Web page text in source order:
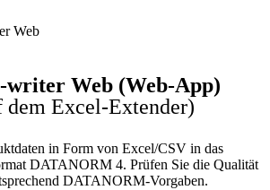
writer Web (Web-App)
dem Excel-Extender)
in Form von Excel/CSV in das
DATANORM 4. Prüfen Sie die Qualität
DATANORM-Vorgaben.